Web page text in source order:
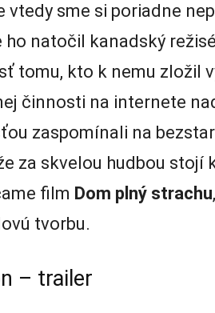
sme si poriadne
natočil kanadský
tomu, kto k nemu zložil
činnosti na internete
zaspomínali na
za skvelou hudbou stojí
film Dom plný strachu
tvorbu.
– trailer